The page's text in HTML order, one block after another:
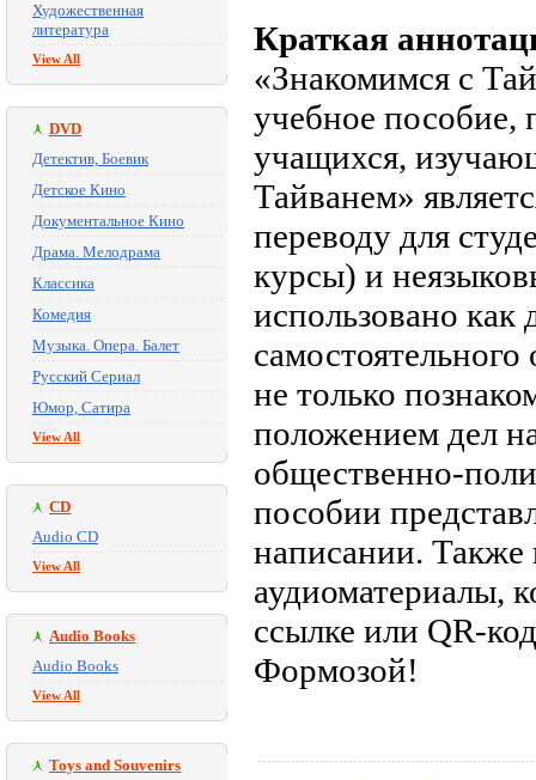
Художественная
литература
View All
DVD
Детектив, Боевик
Детское Кино
Документальное Кино
Драма. Мелодрама
Классика
Комедия
Музыка. Опера. Балет
Русский Сериал
Юмор, Сатира
View All
CD
Audio CD
View All
Audio Books
Audio Books
View All
Toys and Souvenirs
Краткая
«Знакомимся с
учебное пособие,
учащихся,
Тайванем»
переводу для
курсы) и
использовано как
не только
положением дел
общественно-
пособии
написании.
аудиоматериалы,
ссылке или QR-
Формозой!